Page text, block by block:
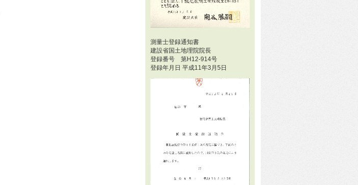
測量士登録通知書
建設省国土地理院院長
登録番号 第H12-914号
登録年月日 平成11年3月5日